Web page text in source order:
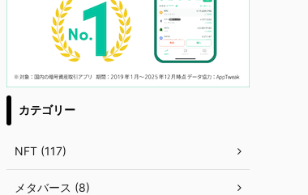
カテゴリー
NFT (117)
メタバース (8)